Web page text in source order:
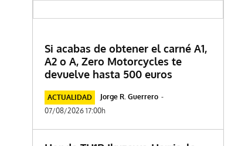
Si acabas de obtener el carné A1,
A2 o A, Zero Motorcycles te
devuelve hasta 500 euros
ACTUALIDAD Jorge R. Guerrero -
07/08/2026 17:00h